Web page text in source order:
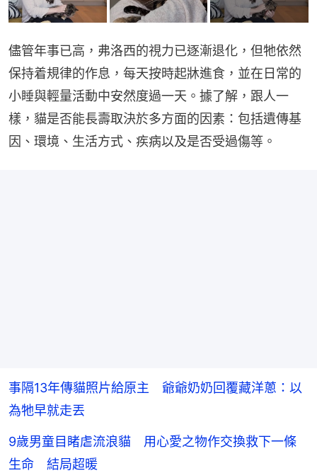
儘管年事已高，弗洛西的視力已逐漸退化，但牠依然
保持着規律的作息，每天按時起牀進食，並在日常的
小睡與輕量活動中安然度過一天。據了解，跟人一
樣，貓是否能長壽取決於多方面的因素：包括遺傳基
因、環境、生活方式、疾病以及是否受過傷等。
事隔13年傳貓照片給原主 爺爺奶奶回覆藏洋蔥：以
為牠早就走丟
9歲男童目睹虐流浪貓 用心愛之物作交換救下一條
生命 結局超暖